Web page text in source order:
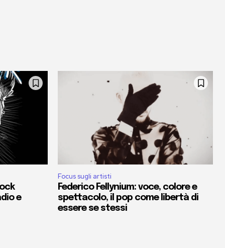
e
Focus sugli artisti
Federico Fellynium: voce, colore e
spettacolo, il pop come libertà di
essere se stessi